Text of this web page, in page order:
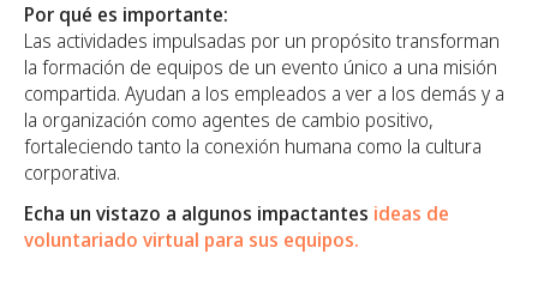
Por qué es importante:
Las actividades impulsadas por un propósito transforman
la formación de equipos de un evento único a una misión
compartida. Ayudan a los empleados a ver a los demás y a
la organización como agentes de cambio positivo,
fortaleciendo tanto la conexión humana como la cultura
corporativa.
Echa un vistazo a algunos impactantes ideas de
voluntariado virtual para sus equipos.